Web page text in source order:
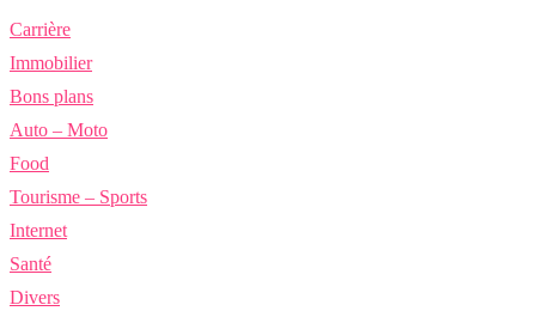
Carrière
Immobilier
Bons plans
Auto – Moto
Food
Tourisme – Sports
Internet
Santé
Divers